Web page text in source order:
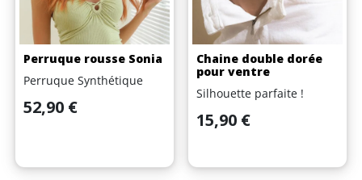
Perruque rousse Sonia
Perruque Synthétique
Prix
52,90 €
Chaine double dorée
pour ventre
Silhouette parfaite !
Prix
15,90 €